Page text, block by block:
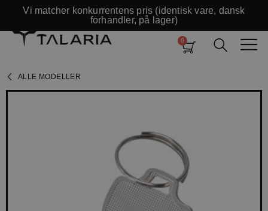
Vi matcher konkurrentens pris (identisk vare, dansk
forhandler, på lager)
ALLE MODELLER